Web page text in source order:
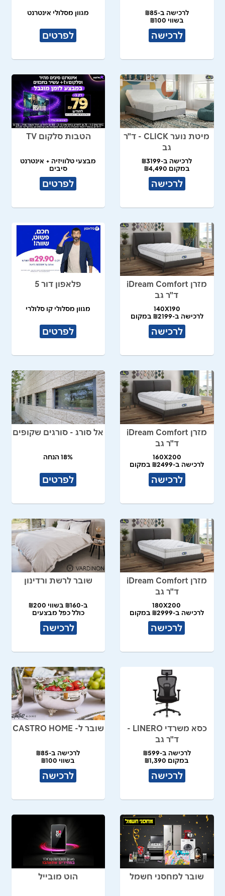
לרכישה ב-₪85
בשווי ₪100
לרכישה
מגוון מסלולי אינטרנט
לפרטים
מיטת נוער CLICK - ד"ר
גב
לרכישה ב-₪3199
במקום ₪4,490
לרכישה
הטבות סלקום TV
מבצעי טלוויזיה + אינטרנט
סיבים
לפרטים
מזרן iDream Comfort
ד"ר גב
140X190
לרכישה ב-₪2199 במקום
₪4,490
לרכישה
פלאפון דור 5
מגוון מסלולי קו סלולרי
לפרטים
מזרן iDream Comfort
ד"ר גב
160X200
לרכישה ב-₪2499 במקום
₪5,450
לרכישה
אל סורג - סורגים שקופים
18% הנחה
לפרטים
מזרן iDream Comfort
ד"ר גב
180X200
לרכישה ב-₪2999 במקום
₪7,490
לרכישה
שובר לרשת ורדינון
ב-₪160 בשווי ₪200
כולל כפל מבצעים
לרכישה
כסא משרדי LINERO -
ד"ר גב
לרכישה ב-₪599
במקום ₪1,390
לרכישה
שובר ל- CASTRO HOME
לרכישה ב-₪85
בשווי ₪100
לרכישה
שובר למחסני חשמל הוט מובייל